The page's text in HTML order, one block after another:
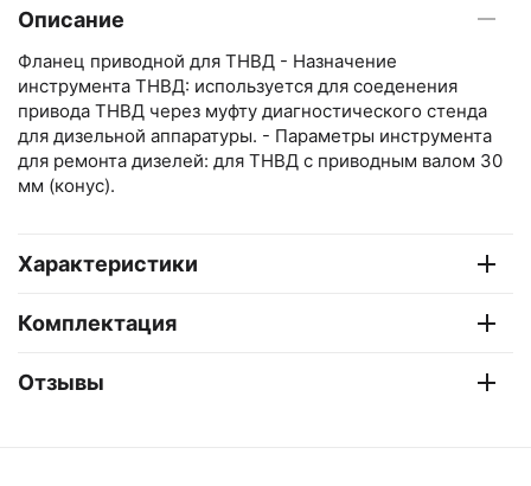
Описание
Фланец приводной для ТНВД - Назначение
инструмента ТНВД: используется для соеденения
привода ТНВД через муфту диагностического стенда
для дизельной аппаратуры. - Параметры инструмента
для ремонта дизелей: для ТНВД с приводным валом 30
мм (конус).
Характеристики
Комплектация
Отзывы